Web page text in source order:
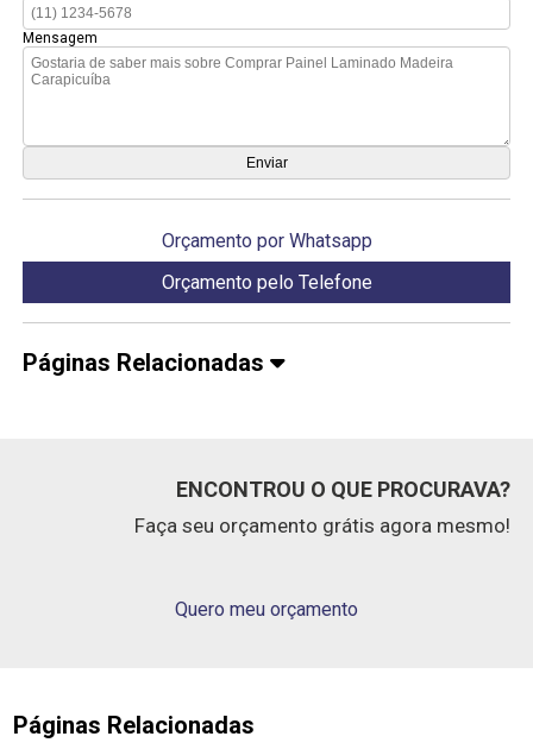
Mensagem
Orçamento por Whatsapp
Orçamento pelo Telefone
Páginas Relacionadas
ENCONTROU O QUE PROCURAVA?
Faça seu orçamento grátis agora mesmo!
Quero meu orçamento
Páginas Relacionadas